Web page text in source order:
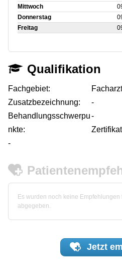
Mittwoch
Donnerstag
Freitag
Qualifikation
Fachgebiet:
Zusatzbezeichnung:
-
Behandlungsschwerpu
nkte:
-
-
Es wurden noch keine
abgegeben.
Jetzt